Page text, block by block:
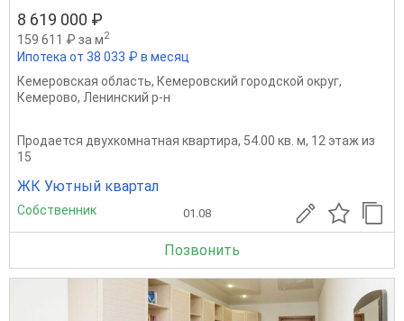
8 619 000 ₽
159 611 ₽ за м2
Ипотека от 38 033 ₽ в месяц
Кемеровская область, Кемеровский городской округ,
Кемерово, Ленинский р-н
Продается двухкомнатная квартира, 54.00 кв. м, 12 этаж из
15
ЖК Уютный квартал
Собственник 01.08
Позвонить